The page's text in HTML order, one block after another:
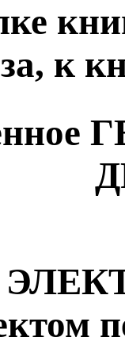
к